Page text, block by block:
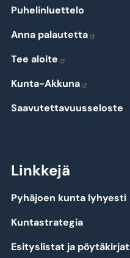
Puhelinluettelo
Anna palautetta
Tee aloite
Kunta-Akkuna
Saavutettavuusseloste
Linkkejä
Pyhäjoen kunta lyhyesti
Kuntastrategia
Esityslistat ja pöytäkirjat